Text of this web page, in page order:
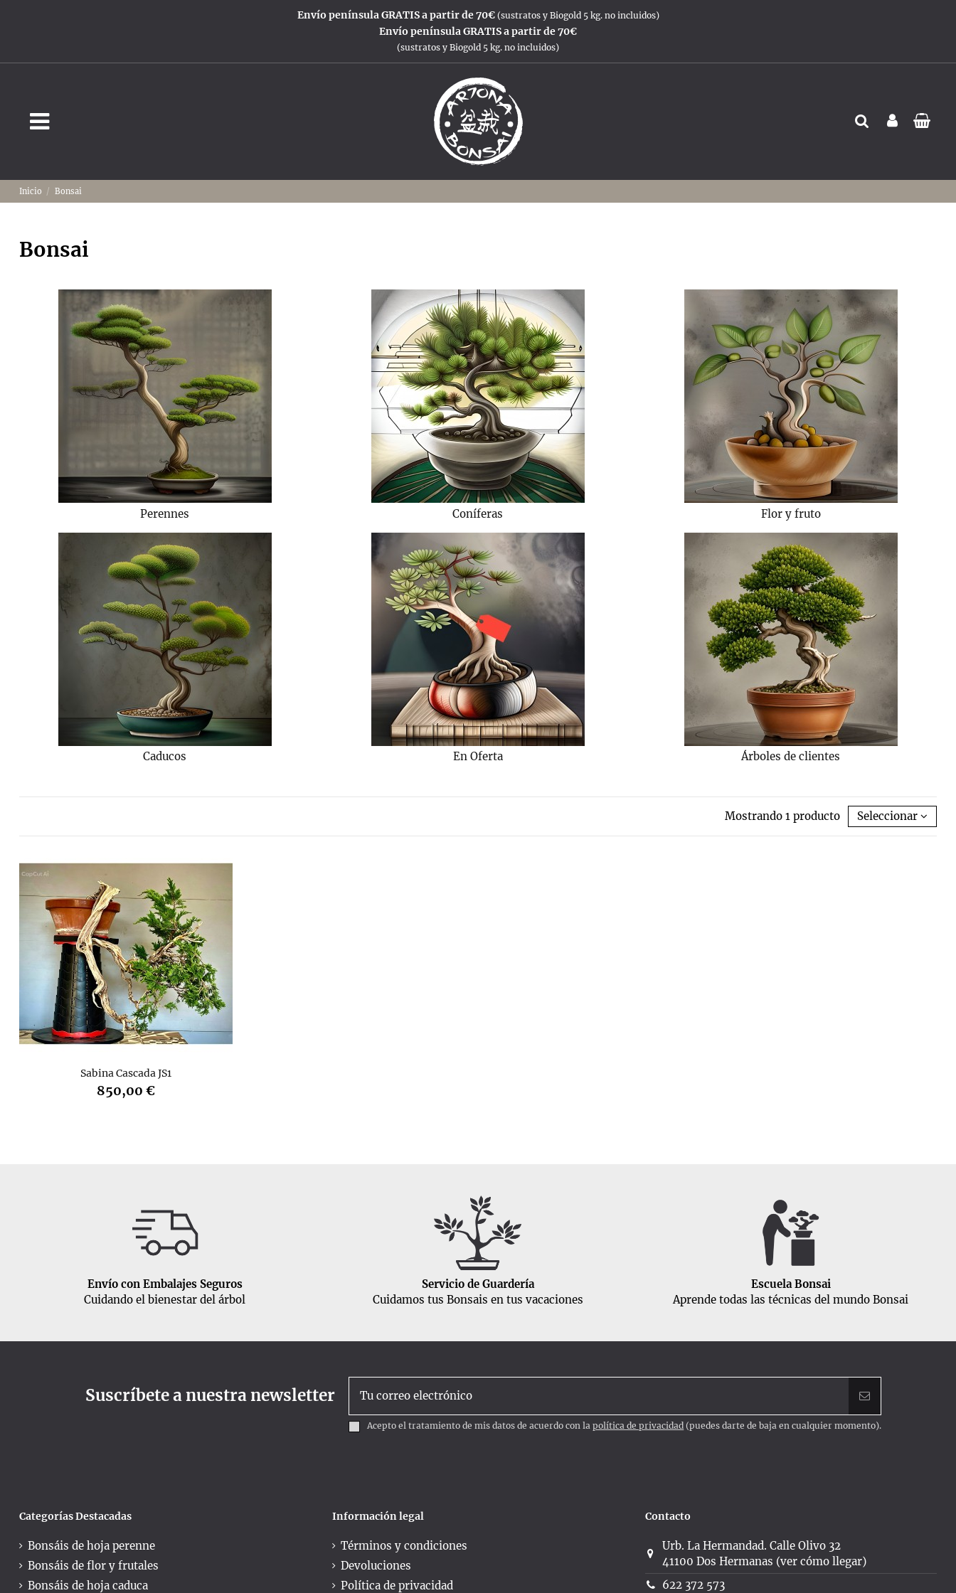
Envío península GRATIS a partir de 70€ (sustratos y Biogold 5 kg. no incluidos)
Envío península GRATIS a partir de 70€
(sustratos y Biogold 5 kg. no incluidos)
Inicio Bonsai
Bonsai
Perennes Coníferas Flor y fruto
Caducos En Oferta Árboles de clientes
Mostrando 1 producto Seleccionar
Sabina Cascada JS1
850,00 €
Envío con Embalajes Seguros
Cuidando el bienestar del árbol
Servicio de Guardería
Cuidamos tus Bonsais en tus vacaciones
Escuela Bonsai
Aprende todas las técnicas del mundo Bonsai
Suscríbete a nuestra newsletter
Acepto el tratamiento de mis datos de acuerdo con lapolítica de privacidad (puedes darte de baja en cualquier momento).
Categorías Destacadas
Bonsáis de hoja perenne
Bonsáis de flor y frutales
Bonsáis de hoja caduca
Información legal
Términos y condiciones
Devoluciones
Política de privacidad
Contacto
Urb. La Hermandad. Calle Olivo 32
41100 Dos Hermanas (ver cómo llegar)
622 372 573